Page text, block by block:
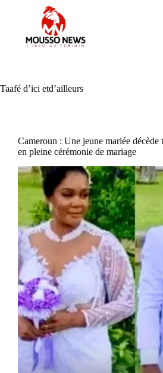
Taafé d’ici etd’ailleurs
Cameroun : Une jeune mariée décède
en pleine cérémonie de mariage